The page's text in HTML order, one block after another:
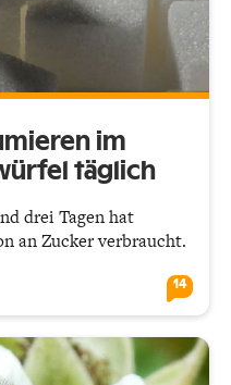
im
täglich
drei Tagen hat
an Zucker verbraucht.
14